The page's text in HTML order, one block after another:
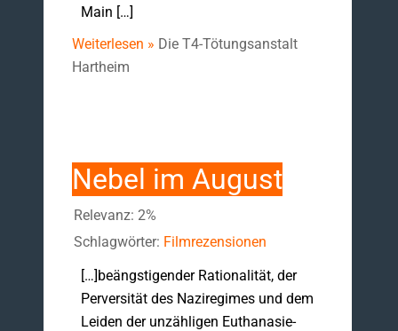
Main […]
Weiterlesen » Die T4-Tötungsanstalt
Hartheim
Nebel im August
Relevanz: 2%
Schlagwörter: Filmrezensionen
[…]beängstigender Rationalität, der
Perversität des Naziregimes und dem
Leiden der unzähligen Euthanasie-